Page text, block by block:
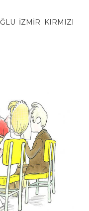
İZMİR KIRMIZI